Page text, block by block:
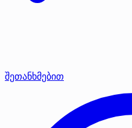
შეთანხმებით